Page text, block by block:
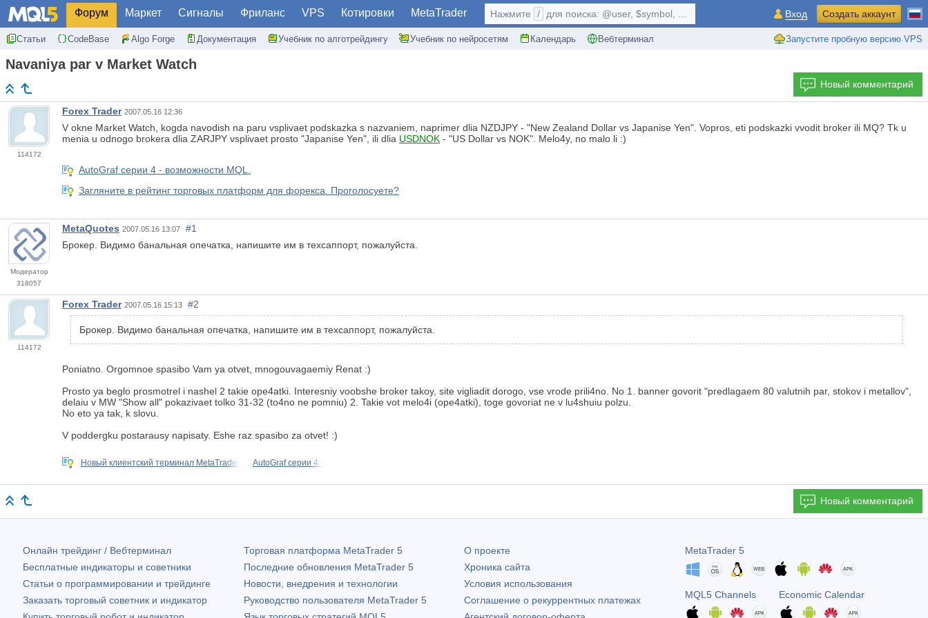
Форум Маркет Сигналы Фриланс VPS Котировки MetaTrader
Статьи CodeBase Algo Forge Документация Учебник по алготрейдингу Учебник по нейросетям Календарь Вебтерминал Запустите пробную версию VPS
Нажмите / для поиска: @user, $symbol, ... Вход Создать аккаунт
Navaniya par v Market Watch
Новый комментарий
114172
Forex Trader 2007.05.16 12:36
V okne Market Watch, kogda navodish na paru vsplivaet podskazka s nazvaniem, naprimer dlia NZDJPY - "New Zealand Dollar vs Japanise Yen". Vopros, eti podskazki vvodit broker ili MQ? Tk u
menia u odnogo brokera dlia ZARJPY vsplivaet prosto "Japanise Yen", ili dlia USDNOK - "US Dollar vs NOK". Melo4y, no malo li :)
AutoGraf серии 4 - возможности MQL.
Загляните в рейтинг торговых платформ для форекса. Проголосуете?
Модератор
318057
MetaQuotes 2007.05.16 13:07
#1
Брокер. Видимо банальная опечатка, напишите им в техсаппорт, пожалуйста.
114172
Forex Trader 2007.05.16 15:13 #2
Брокер. Видимо банальная опечатка, напишите им в техсаппорт, пожалуйста.
Poniatno. Orgomnoe spasibo Vam ya otvet, mnogouvagaemiy Renat :)
Prosto ya beglo prosmotrel i nashel 2 takie ope4atki. Interesniy voobshe broker takoy, site vigliadit dorogo, vse vrode prili4no. No 1. banner govorit "predlagaem 80 valutnih par, stokov i metallov",
delaiu v MW "Show all" pokazivaet tolko 31-32 (to4no ne pomniu) 2. Takie vot melo4i (ope4atki), toge govoriat ne v lu4shuiu polzu.
No eto ya tak, k slovu.
V poddergku postarausy napisaty. Eshe raz spasibo za otvet! :)
Новый клиентский терминал MetaTrader AutoGraf серии 4 -
Новый комментарий
Онлайн трейдинг / Вебтерминал
Бесплатные индикаторы и советники
Статьи о программировании и трейдинге
Заказать торговый советник и индикатор
Торговая платформа MetaTrader 5
Последние обновления MetaTrader 5
Новости, внедрения и технологии
Руководство пользователя MetaTrader 5
О проекте
Хроника сайта
Условия использования
Соглашение о рекуррентных платежах
MetaTrader 5
MQL5 Channels Economic Calendar